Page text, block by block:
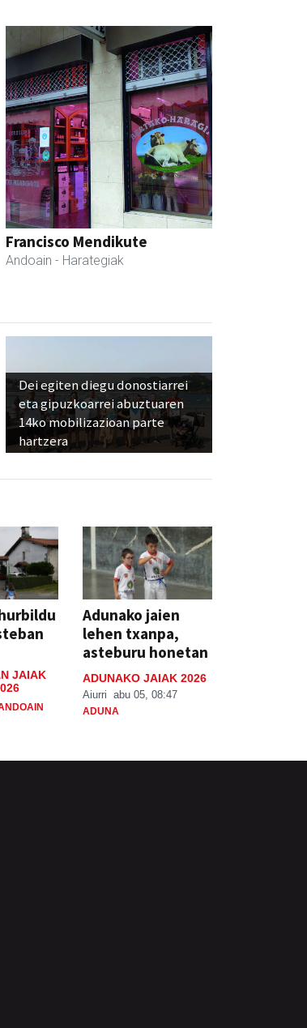
Francisco Mendikute
Andoain - Harategiak
Dei egiten diegu donostiarrei
eta gipuzkoarrei abuztuaren
14ko mobilizazioan parte
hartzera
JAIAK
Adunako jaien
lehen txanpa,
asteburu honetan
ADUNAKO JAIAK 2026
Aiurri abu 05, 08:47
ADUNA